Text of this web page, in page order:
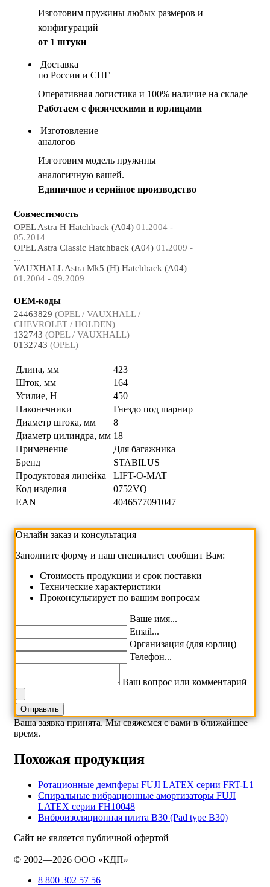
Изготовим пружины любых размеров и
конфигураций
от 1 штуки
Доставка
по России и СНГ
Оперативная логистика и 100% наличие на складе
Работаем с физическими и юрлицами
Изготовление
аналогов
Изготовим модель пружины
аналогичную вашей.
Единичное и серийное производство
Совместимость
OPEL Astra H Hatchback (A04) 01.2004 -
05.2014
OPEL Astra Classic Hatchback (A04) 01.2009 -
...
VAUXHALL Astra Mk5 (H) Hatchback (A04)
01.2004 - 09.2009
OEM-коды
24463829 (OPEL / VAUXHALL /
CHEVROLET / HOLDEN)
132743 (OPEL / VAUXHALL)
0132743 (OPEL)
Длина, мм
423
Шток, мм
164
Усилие, Н
450
Наконечники
Гнездо под шарнир
Диаметр штока, мм
8
Диаметр цилиндра, мм 18
Применение
Для багажника
Бренд
STABILUS
Продуктовая линейка
LIFT-O-MAT
Код изделия
0752VQ
EAN
4046577091047
Онлайн заказ и консультация
Заполните форму и наш специалист сообщит Вам:
Cтоимость продукции и срок поставки
Технические характеристики
Проконсультирует по вашим вопросам
Ваше имя...
Email...
Организация (для юрлиц)
Телефон...
Ваш вопрос или комментарий
Ваша заявка принята. Мы свяжемся с вами в ближайшее
время.
Похожая продукция
Ротационные демпферы FUJI LATEX серии FRT-L1
Спиральные вибрационные амортизаторы FUJI
LATEX серии FH10048
Виброизоляционная плита B30 (Pad type B30)
Сайт не является публичной офертой
© 2002—2026 ООО «КДП»
8 800 302 57 56